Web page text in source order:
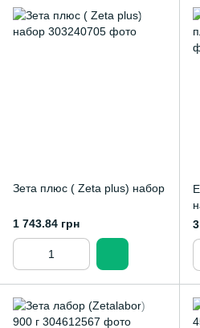
Зета плюс ( Zeta plus) набор
1 743.84 грн